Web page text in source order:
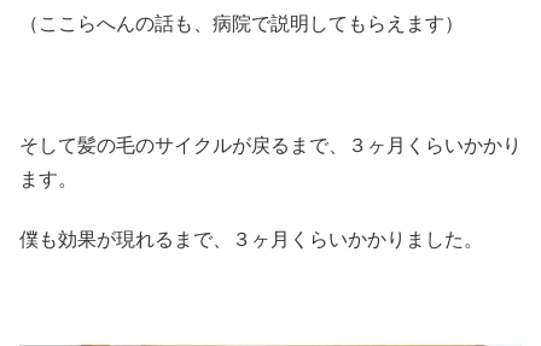
（ここらへんの話も、病院で説明してもらえます）
そして髪の毛のサイクルが戻るまで、３ヶ月くらいかかり
ます。
僕も効果が現れるまで、３ヶ月くらいかかりました。